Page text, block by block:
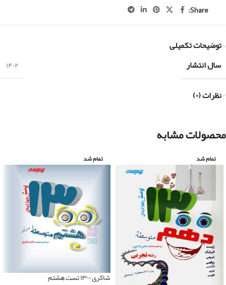
Share:
توضیحات تکمیلی
سال انتشار
۱۴۰۲
نظرات (۰)
محصولات مشابه
تمام شد تمام شد
شاکری ۱۳۰۰ تست هشتم